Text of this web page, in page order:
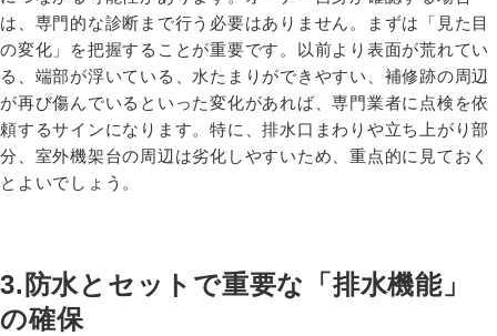
は、専門的な診断まで行う必要はありません。まずは「見た目
の変化」を把握することが重要です。以前より表面が荒れてい
る、端部が浮いている、水たまりができやすい、補修跡の周辺
が再び傷んでいるといった変化があれば、専門業者に点検を依
頼するサインになります。特に、排水口まわりや立ち上がり部
分、室外機架台の周辺は劣化しやすいため、重点的に見ておく
とよいでしょう。
3.防水とセットで重要な「排水機能」
の確保